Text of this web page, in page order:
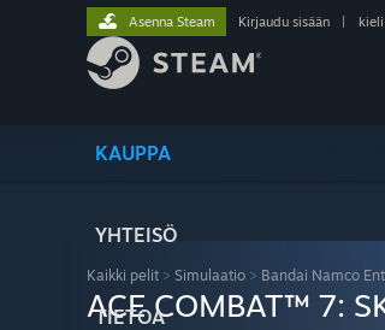
KAUPPA
YHTEISÖ
TIETOA
Asenna Steam Kirjaudu sisään kieli
Kaikki pelit > Simulaatio > Bandai Namco
ACE COMBAT™ 7: